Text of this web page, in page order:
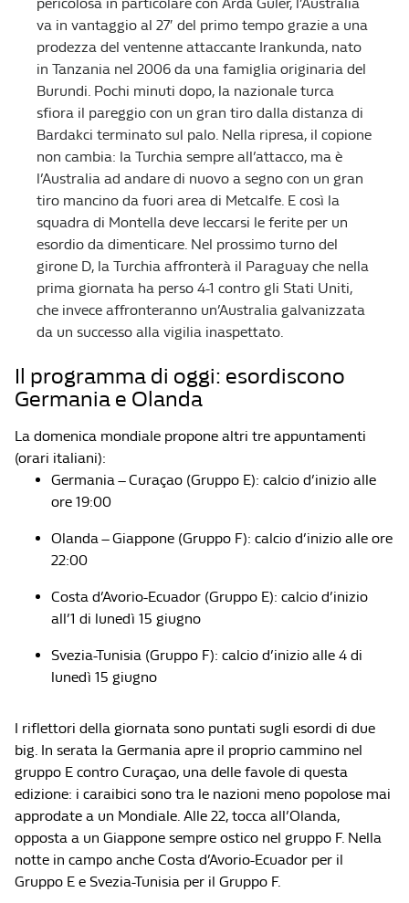
va in vantaggio al 27′ del primo tempo grazie a una
prodezza del ventenne attaccante Irankunda, nato
in Tanzania nel 2006 da una famiglia originaria del
Burundi. Pochi minuti dopo, la nazionale turca
sfiora il pareggio con un gran tiro dalla distanza di
Bardakci terminato sul palo. Nella ripresa, il copione
non cambia: la Turchia sempre all’attacco, ma è
l’Australia ad andare di nuovo a segno con un gran
tiro mancino da fuori area di Metcalfe. E così la
squadra di Montella deve leccarsi le ferite per un
esordio da dimenticare. Nel prossimo turno del
girone D, la Turchia affronterà il Paraguay che nella
prima giornata ha perso 4-1 contro gli Stati Uniti,
che invece affronteranno un’Australia galvanizzata
da un successo alla vigilia inaspettato.
Il programma di oggi: esordiscono
Germania e Olanda
La domenica mondiale propone altri tre appuntamenti
(orari italiani):
Germania – Curaçao (Gruppo E): calcio d’inizio alle
ore 19:00
Olanda – Giappone (Gruppo F): calcio d’inizio alle ore
22:00
Costa d’Avorio-Ecuador (Gruppo E): calcio d’inizio
all’1 di lunedì 15 giugno
Svezia-Tunisia (Gruppo F): calcio d’inizio alle 4 di
lunedì 15 giugno
I riflettori della giornata sono puntati sugli esordi di due
big. In serata la Germania apre il proprio cammino nel
gruppo E contro Curaçao, una delle favole di questa
edizione: i caraibici sono tra le nazioni meno popolose mai
approdate a un Mondiale. Alle 22, tocca all’Olanda,
opposta a un Giappone sempre ostico nel gruppo F. Nella
notte in campo anche Costa d’Avorio-Ecuador per il
Gruppo E e Svezia-Tunisia per il Gruppo F.